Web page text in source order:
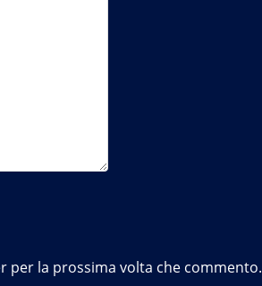
per la prossima volta che commento.